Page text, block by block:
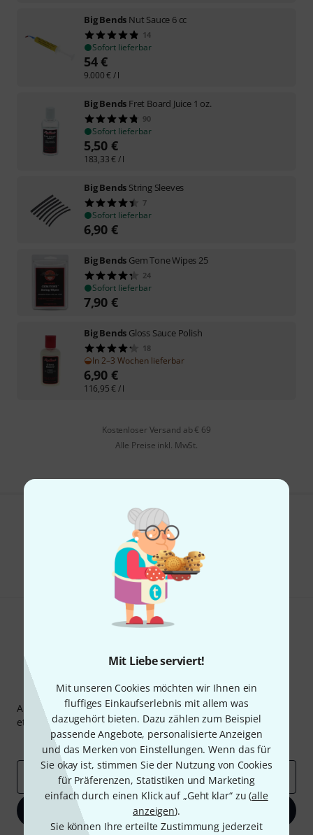
Mit Liebe serviert!
Mit unseren Cookies möchten wir Ihnen ein
fluffiges Einkaufserlebnis mit allem was
dazugehört bieten. Dazu zählen zum Beispiel
passende Angebote, personalisierte Anzeigen
und das Merken von Einstellungen. Wenn das für
Sie okay ist, stimmen Sie der Nutzung von Cookies
für Präferenzen, Statistiken und Marketing
einfach durch einen Klick auf „Geht klar“ zu (alle
anzeigen).
Sie können Ihre erteilte Zustimmung jederzeit
Big Bends Nut Sauce 6 cc
14
Sofort lieferbar
54€
9.000€ / l
Big Bends Fret Board Juice 1 oz.
90
Sofort lieferbar
5,50 €
183,33€ / l
Big Bends String Sleeves
7
Sofort lieferbar
6,90 €
Big Bends Gem Tone Wipes 25
24
Sofort lieferbar
7,90 €
Big Bends Gloss Sauce Polish
18
In 2–3 Wochen lieferbar
6,90 €
116,95€ / l
Kostenloser Versand ab € 69
Alle Preise inkl. MwSt.
Gefällt Ihnen, was Sie sehen?
Teilen Hilfe & Feedback
Thomann Newsletter
Abonniere den Thomann Newsletter und gewinne mit
etwas Glück einen von50 Gutscheinenüber jeweils
Inspirierende Beiträge
Deals Thomann Insights
E-Mail-Adresse*
Jetzt anmelden